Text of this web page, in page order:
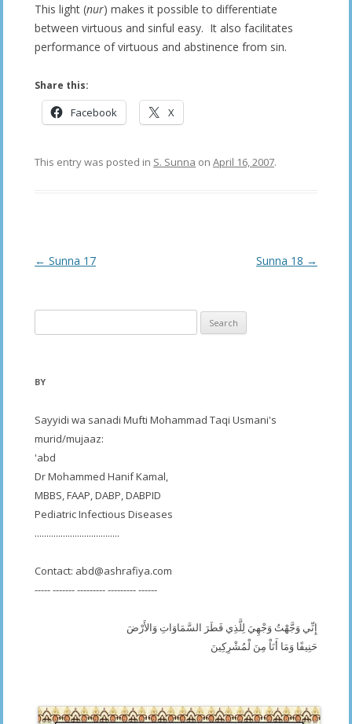
This light (nur) makes it possible to differentiate
between virtuous and sinful easy. It also facilitates
performance of virtuous and abstinence from sin.
Share this:
Facebook X
This entry was posted in S. Sunna on April 16, 2007.
Post
← Sunna 17 Sunna 18 →
for:
BY
Sayyidi wa sanadi Mufti Mohammad Taqi Usmani's
murid/mujaaz:
'abd
Dr Mohammed Hanif Kamal,
MBBS, FAAP, DABP, DABPID
Pediatric Infectious Diseases
....................................
Contact: abd@ashrafiya.com
----- ------- --------- --------- ------
إِنِّي وَجَّهْتُ وَجْهِيَ لِلَّذِي فَطَرَ السَّمَاوَاتِ وَالأَرْضَ
حَنِيفًا وَمَا أَنَاْ مِنَ لْمُشْرِكِينَ